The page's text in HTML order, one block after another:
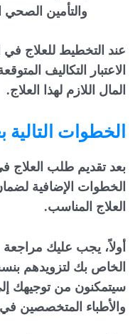
والتأمين الصحي
عند التخطيط للعلاج في
الاعتبار التكاليف
المال اللازم لهذا العلاج.
الخطوات التالية
بعد تقديم طلب العلاج
الخطوات الإضافية
العلاج المناسب.
أولاً، يجب عليك مراجعة
الخاص بك لتزويدهم
سيتمكنون من توجيهك
والأطباء المتخصصين في